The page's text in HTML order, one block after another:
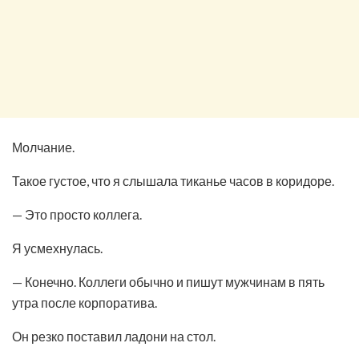
Молчание.
Такое густое, что я слышала тиканье часов в коридоре.
— Это просто коллега.
Я усмехнулась.
— Конечно. Коллеги обычно и пишут мужчинам в пять
утра после корпоратива.
Он резко поставил ладони на стол.